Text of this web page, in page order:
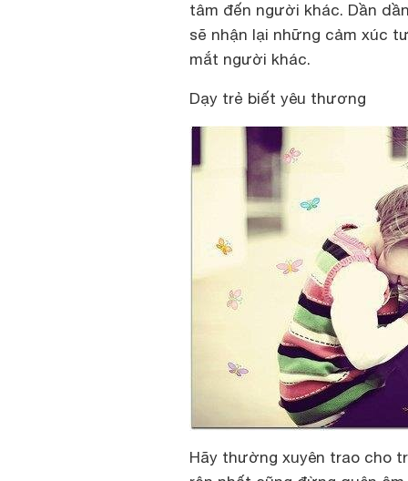
tâm đến người khác. Dần
sẽ nhận lại những cảm xúc
mắt người khác.
Dạy trẻ biết yêu thương
Hãy thường xuyên trao cho